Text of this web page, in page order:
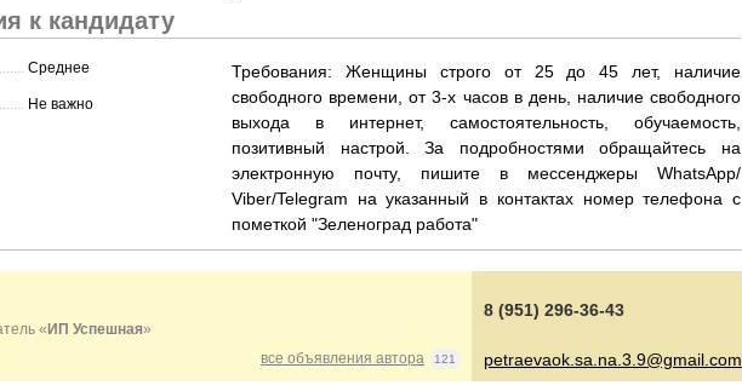
к кандидату
Среднее
Не важно
Требования: Женщины строго от 25 до 45 лет, наличие
свободного времени, от 3-х часов в день, наличие свободного
выхода в интернет, самостоятельность, обучаемость,
позитивный настрой. За подробностями обращайтесь на
электронную почту, пишите в мессенджеры WhatsApp/
Viber/Telegram на указанный в контактах номер телефона с
пометкой "Зеленоград работа"
« ИП Успешная»
8 (951) 296-36-43
все объявления автора 121 petraevaok.sa.na.3.9@gmail.com